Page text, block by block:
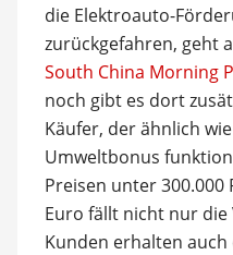
die Elektroauto-
zurückgefahren, geht
South China Morning
noch gibt es dort
Käufer, der ähnlich
Umweltbonus
Preisen unter 300.000
Euro fällt nicht nur die
Kunden erhalten